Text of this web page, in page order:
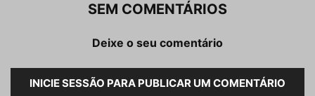
SEM COMENTÁRIOS
Deixe o seu comentário
INICIE SESSÃO PARA PUBLICAR UM COMENTÁRIO